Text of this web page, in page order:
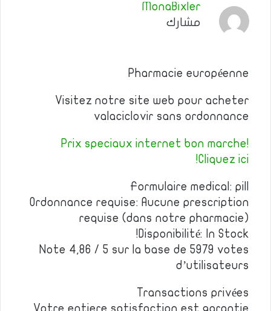
MonaBixler
مشارك
Pharmacie européenne
Visitez notre site web pour acheter
valaciclovir sans ordonnance
Prix speciaux internet bon marche!
Cliquez ici!
Formulaire medical: pill
Ordonnance requise: Aucune prescription
requise (dans notre pharmacie)
Disponibilité: In Stock!
Note 4,86 / 5 sur la base de 5979 votes
d’utilisateurs
Transactions privées
Votre entiere satisfaction est garantie